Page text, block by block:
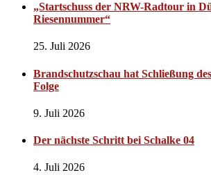
„Startschuss der NRW-Radtour in
Riesennummer“
25. Juli 2026
Brandschutzschau hat Schließung
Folge
9. Juli 2026
Der nächste Schritt bei Schalke 04
4. Juli 2026